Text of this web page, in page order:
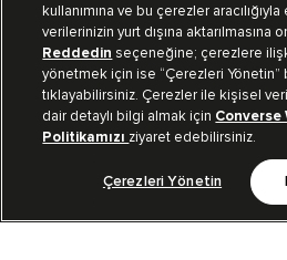
Koleksiyon
Kurumsal
Bizi Takip Et
kullanımına ve bu çerezler
verilerinizin yurt dışına aktarılmasına
Reddedin seçeneğine; çerezlere
yönetmek için ise “Çerezleri Yönetin”
tıklayabilirsiniz. Çerezler ile kişisel
dair detaylı bilgi almak için Converse
Politikamızı ziyaret edebilirsiniz.
Çerezleri Yönetin